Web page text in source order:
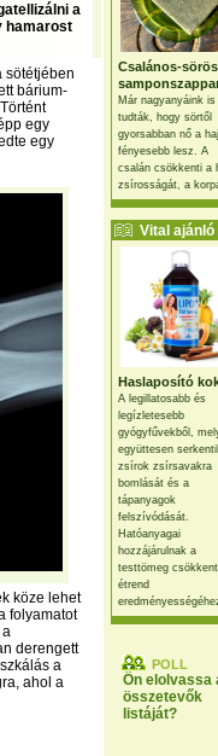
Csalános-sörös
Már nagyanyáink is
tudták, hogy sörtől
gyorsabban nő a
fényesebb lesz. A
csalán csökkenti a
zsírosságát, a
Vital ajánló
Haslaposító
A legillatosabb és
legízletesebb
gyógyfűvekből,
együttesen
zsírok zsírsavakra
bomlását és a
tápanyagok
felszívódását.
Hatóanyagai
hozzájárulnak a
testtömeg
étrend
POLL
Ön elolvassa
összetevők
listáját?
a
hamarost
sötétjében
bárium-
egy
egy
köze lehet
folyamatot
a
derengett
a
ahol a